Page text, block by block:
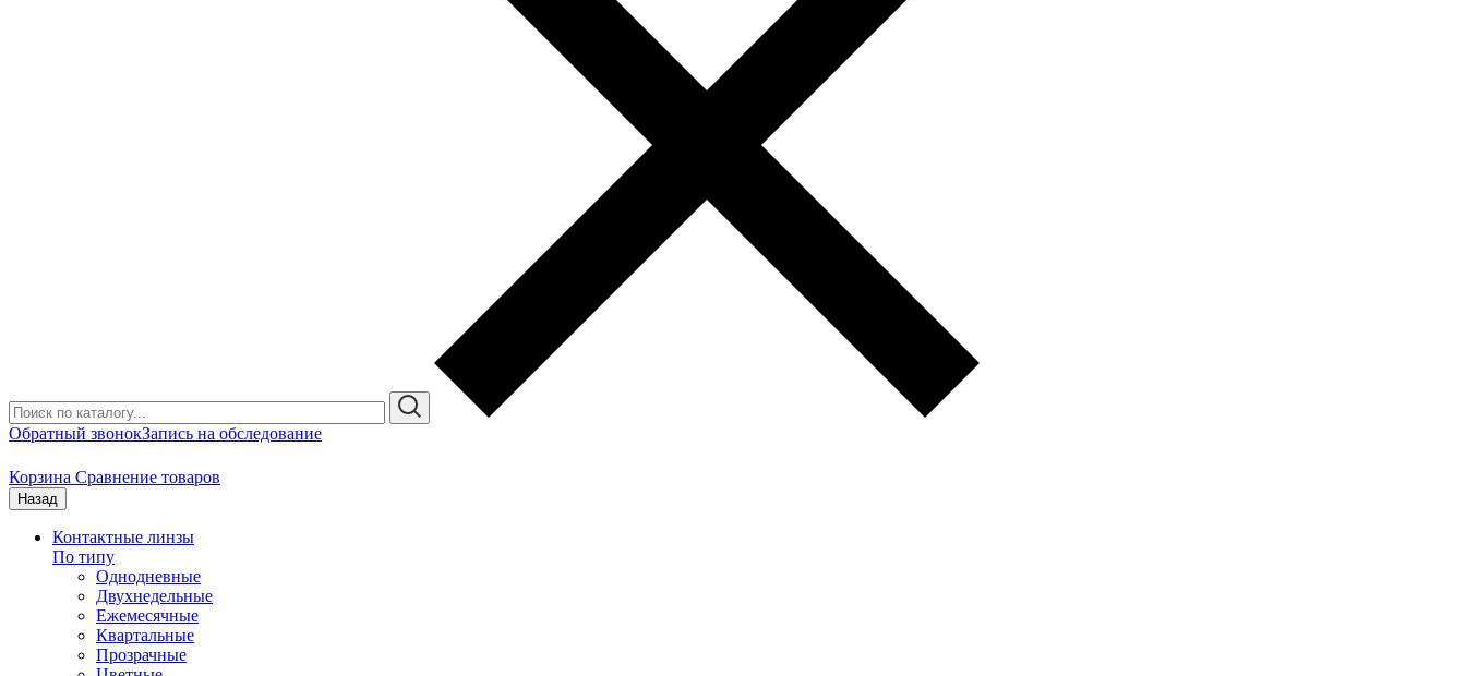
Обратный звонокЗапись на обследование
Корзина Сравнение товаров
Назад
Контактные линзы
По типу
Однодневные
Двухнедельные
Ежемесячные
Квартальные
Прозрачные